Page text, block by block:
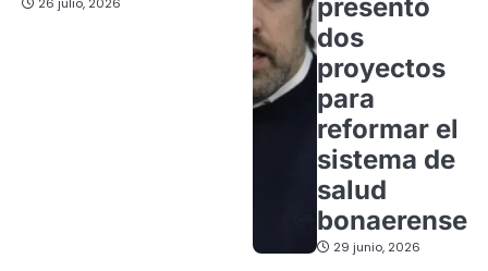
presentó
dos
proyectos
para
reformar el
sistema de
salud
bonaerense
29 junio, 2026